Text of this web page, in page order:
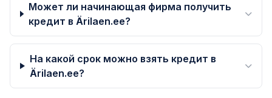
Может ли начинающая фирма получить
кредит в Ärilaen.ee?
На какой срок можно взять кредит в
Ärilaen.ee?